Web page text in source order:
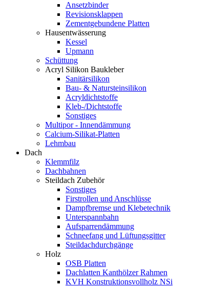
Ansetzbinder
Revisionsklappen
Zementgebundene Platten
Hausentwässerung
Kessel
Upmann
Schüttung
Acryl Silikon Baukleber
Sanitärsilikon
Bau- & Natursteinsilikon
Acryldichtstoffe
Kleb-/Dichtstoffe
Sonstiges
Multipor - Innendämmung
Calcium-Silikat-Platten
Lehmbau
Dach
Klemmfilz
Dachbahnen
Steildach Zubehör
Sonstiges
Firstrollen und Anschlüsse
Dampfbremse und Klebetechnik
Unterspannbahn
Aufsparrendämmung
Schneefang und Lüftungsgitter
Steildachdurchgänge
Holz
OSB Platten
Dachlatten Kanthölzer Rahmen
KVH Konstruktionsvollholz NSi